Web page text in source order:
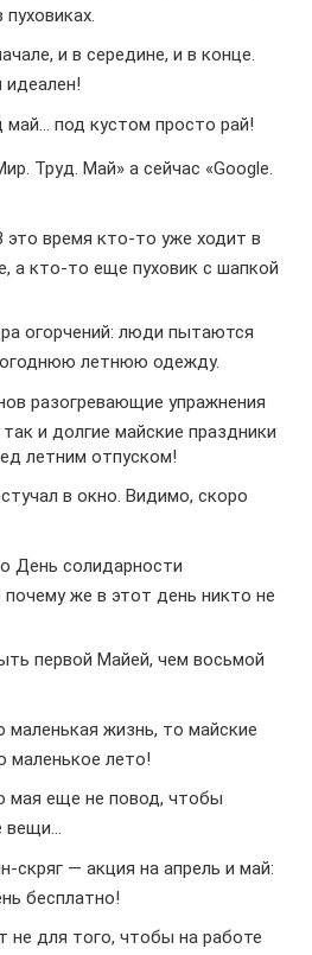
и в середине, и в конце.
идеален!
май… под кустом просто рай!
Труд. Май» а сейчас «Google.
это время кто-то уже ходит в
а кто-то еще пуховик с шапкой
огорчений: люди пытаются
летнюю одежду.
разогревающие упражнения
и долгие майские праздники
летним отпуском!
в окно. Видимо, скоро
День солидарности
же в этот день никто не
первой Майей, чем восьмой
маленькая жизнь, то майские
маленькое лето!
мая еще не повод, чтобы
вещи…
скряг — акция на апрель и май:
бесплатно!
не для того, чтобы на работе